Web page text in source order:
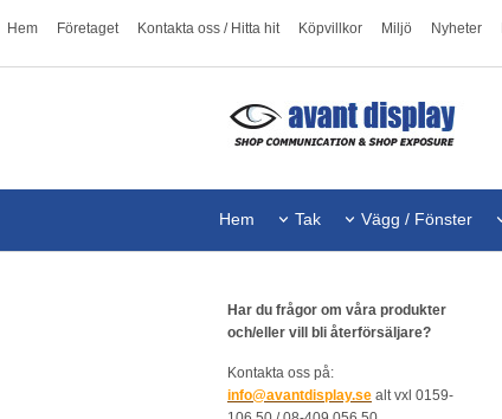
Hem Företaget Kontakta oss / Hitta hit Köpvillkor Miljö Nyheter
Hem Tak Vägg / Fönster
Har du frågor om våra produkter
och/eller vill bli återförsäljare?
Kontakta oss på:
info@avantdisplay.se alt vxl 0159-